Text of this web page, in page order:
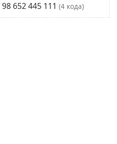
652 445 111 (4 кода)